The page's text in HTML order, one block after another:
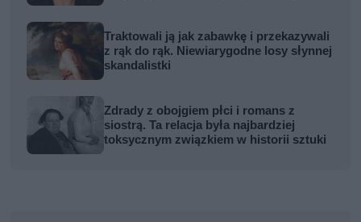
Traktowali ją jak zabawkę i przekazywali
z rąk do rąk. Niewiarygodne losy słynnej
skandalistki
Zdrady z obojgiem płci i romans z
siostrą. Ta relacja była najbardziej
toksycznym związkiem w historii sztuki